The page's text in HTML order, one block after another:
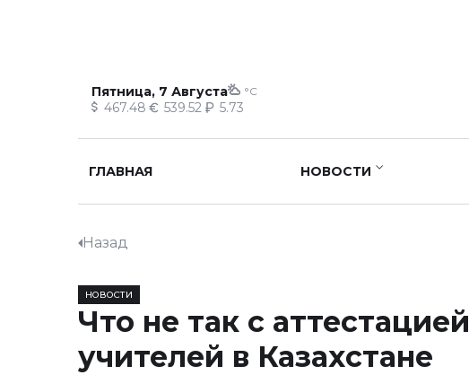
Пятница, 7 Августа °C
467.48 539.52 5.73
ГЛАВНАЯ НОВОСТИ
Назад
НОВОСТИ
Что не так с аттестацией
учителей в Казахстане